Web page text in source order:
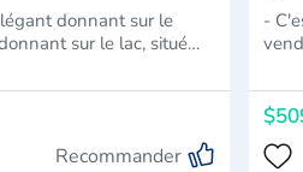
donnant sur le
sur le lac, situé…
Recommander
-